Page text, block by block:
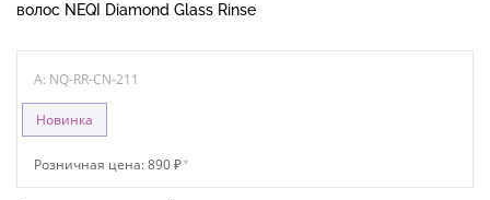
волос NEQI Diamond Glass Rinse
A: NQ-RR-CN-211
Новинка
Розничная цена: 890 ₽*